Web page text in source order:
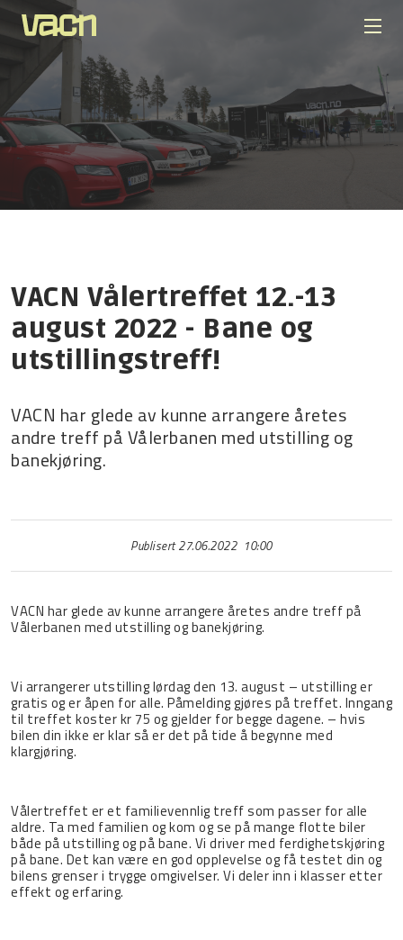
VACN Vålertreffet 12.-13
august 2022 - Bane og
utstillingstreff!
VACN har glede av kunne arrangere åretes
andre treff på Vålerbanen med utstilling og
banekjøring.
Publisert 27.06.2022 10:00
VACN har glede av kunne arrangere åretes andre treff på
Vålerbanen med utstilling og banekjøring.
Vi arrangerer utstilling lørdag den 13. august – utstilling er
gratis og er åpen for alle. Påmelding gjøres på treffet. Inngang
til treffet koster kr 75 og gjelder for begge dagene. – hvis
bilen din ikke er klar så er det på tide å begynne med
klargjøring.
Vålertreffet er et familievennlig treff som passer for alle
aldre. Ta med familien og kom og se på mange flotte biler
både på utstilling og på bane. Vi driver med ferdighetskjøring
på bane. Det kan være en god opplevelse og få testet din og
bilens grenser i trygge omgivelser. Vi deler inn i klasser etter
effekt og erfaring.